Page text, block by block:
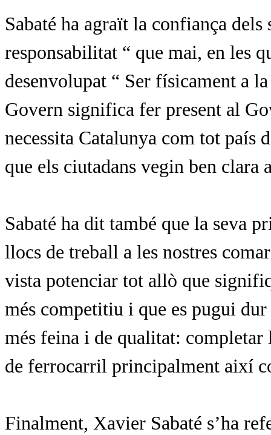
Sabaté ha agraït la confiança
responsabilitat “ que mai, en les
desenvolupat “ Ser físicament a
Govern significa fer present al
necessita Catalunya com tot
que els ciutadans vegin ben clara
Sabaté ha dit també que la seva
llocs de treball a les nostres
vista potenciar tot allò que
més competitiu i que es pugui
més feina i de qualitat:
de ferrocarril principalment així
Finalment, Xavier Sabaté s’ha